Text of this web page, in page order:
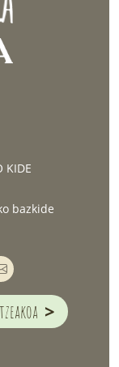
KIDE
bazkide
>